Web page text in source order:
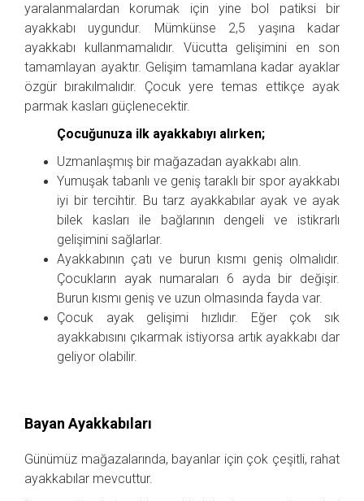
yaralanmalardan korumak için yine bol patiksi bir
ayakkabı uygundur. Mümkünse 2,5 yaşına kadar
ayakkabı kullanmamalıdır. Vücutta gelişimini en son
tamamlayan ayaktır. Gelişim tamamlana kadar ayaklar
özgür bırakılmalıdır. Çocuk yere temas ettikçe ayak
parmak kasları güçlenecektir.
Çocuğunuza ilk ayakkabıyı alırken;
Uzmanlaşmış bir mağazadan ayakkabı alın.
Yumuşak tabanlı ve geniş taraklı bir spor ayakkabı
iyi bir tercihtir. Bu tarz ayakkabılar ayak ve ayak
bilek kasları ile bağlarının dengeli ve istikrarlı
gelişimini sağlarlar.
Ayakkabının çatı ve burun kısmı geniş olmalıdır.
Çocukların ayak numaraları 6 ayda bir değişir.
Burun kısmı geniş ve uzun olmasında fayda var.
Çocuk ayak gelişimi hızlıdır. Eğer çok sık
ayakkabısını çıkarmak istiyorsa artık ayakkabı dar
geliyor olabilir.
Bayan Ayakkabıları
Günümüz mağazalarında, bayanlar için çok çeşitli, rahat
ayakkabılar mevcuttur.